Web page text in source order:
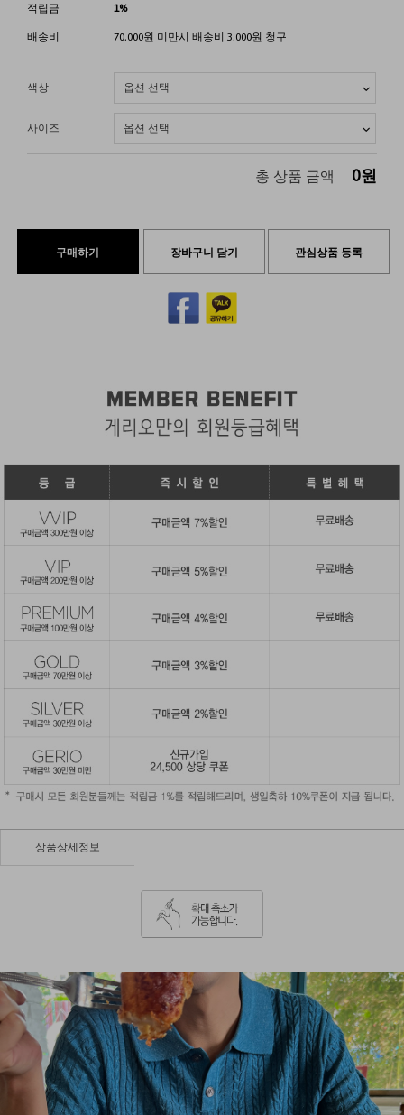
적립금 1%
배송비 70,000원 미만시 배송비 3,000원 청구
색상
사이즈
총 상품 금액 0원
구매하기 장바구니 담기 관심상품 등록
상품상세정보